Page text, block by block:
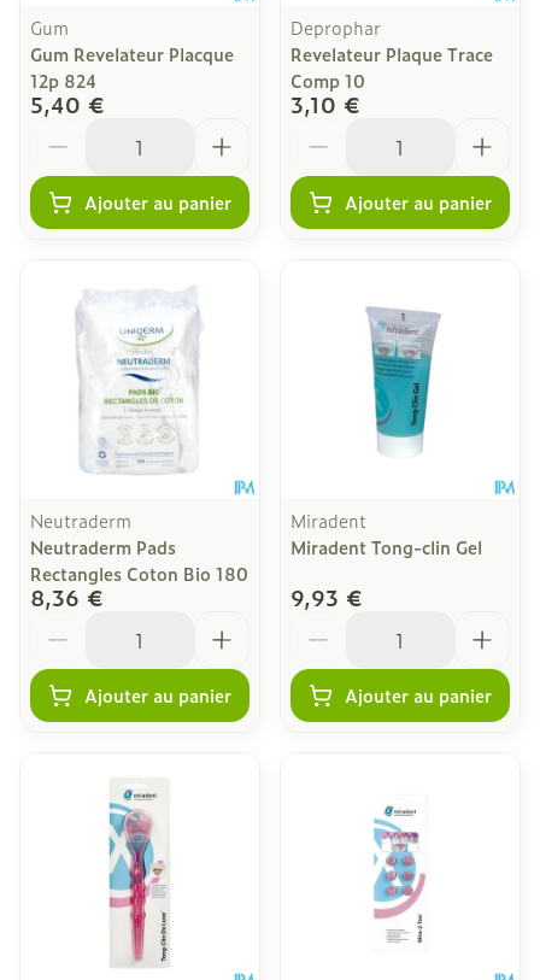
Gum
Gum Revelateur Placque
12p 824
5,40 €
Ajouter au panier
Deprophar
Revelateur Plaque Trace
Comp 10
3,10 €
Ajouter au panier
Neutraderm
Neutraderm Pads
Rectangles Coton Bio 180
8,36 €
Ajouter au panier
Miradent
Miradent Tong-clin Gel
9,93 €
Ajouter au panier